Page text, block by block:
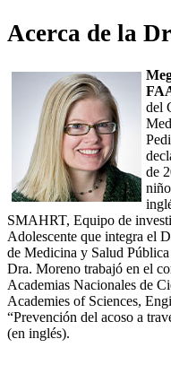
Acerca de la
del
de
SMAHRT, Equipo de
Adolescente que integra el
de Medicina y Salud
Dra. Moreno trabajó en el
Academias Nacionales de
Academies of Sciences,
“Prevención del acoso a
(en inglés).​